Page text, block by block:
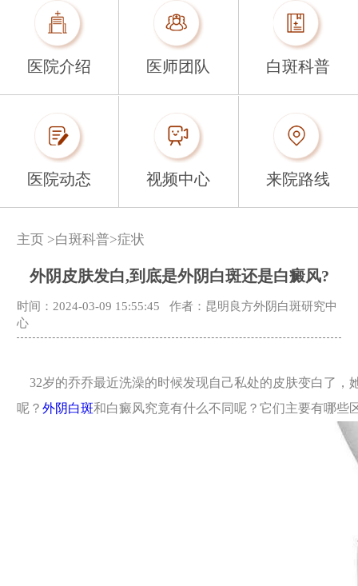
医院介绍 医师团队 白斑科普
医院动态 视频中心 来院路线
主页 >白斑科普>症状
外阴皮肤发白,到底是外阴白斑还是白癜风?​
时间：2024-03-09 15:55:45
作者：昆明良方外阴白斑研究中
心
32岁的乔乔最近洗澡的时候发现自己私处的皮肤变白了，
呢？ 外阴白斑和白癜风究竟有什么不同呢？它们主要有哪些